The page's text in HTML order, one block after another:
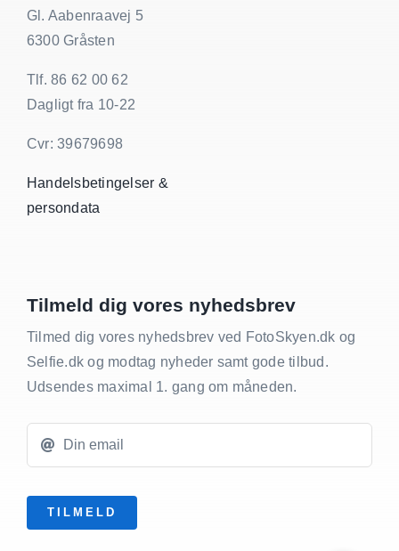
Gl. Aabenraavej 5
6300 Gråsten
Tlf. 86 62 00 62
Dagligt fra 10-22
Cvr: 39679698
Handelsbetingelser &
persondata
Tilmeld dig vores nyhedsbrev
Tilmed dig vores nyhedsbrev ved FotoSkyen.dk og
Selfie.dk og modtag nyheder samt gode tilbud.
Udsendes maximal 1. gang om måneden.
TILMELD